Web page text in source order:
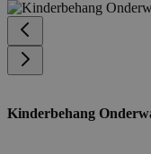
Kinderbehang